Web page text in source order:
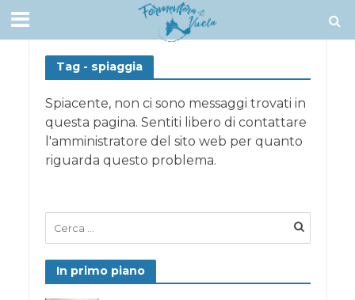
Tag - spiaggia
Spiacente, non ci sono messaggi trovati in
questa pagina. Sentiti libero di contattare
l'amministratore del sito web per quanto
riguarda questo problema.
In primo piano